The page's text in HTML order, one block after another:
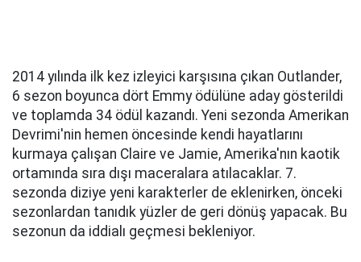
2014 yılında ilk kez izleyici karşısına çıkan Outlander,
6 sezon boyunca dört Emmy ödülüne aday gösterildi
ve toplamda 34 ödül kazandı. Yeni sezonda Amerikan
Devrimi'nin hemen öncesinde kendi hayatlarını
kurmaya çalışan Claire ve Jamie, Amerika'nın kaotik
ortamında sıra dışı maceralara atılacaklar. 7.
sezonda diziye yeni karakterler de eklenirken, önceki
sezonlardan tanıdık yüzler de geri dönüş yapacak. Bu
sezonun da iddialı geçmesi bekleniyor.